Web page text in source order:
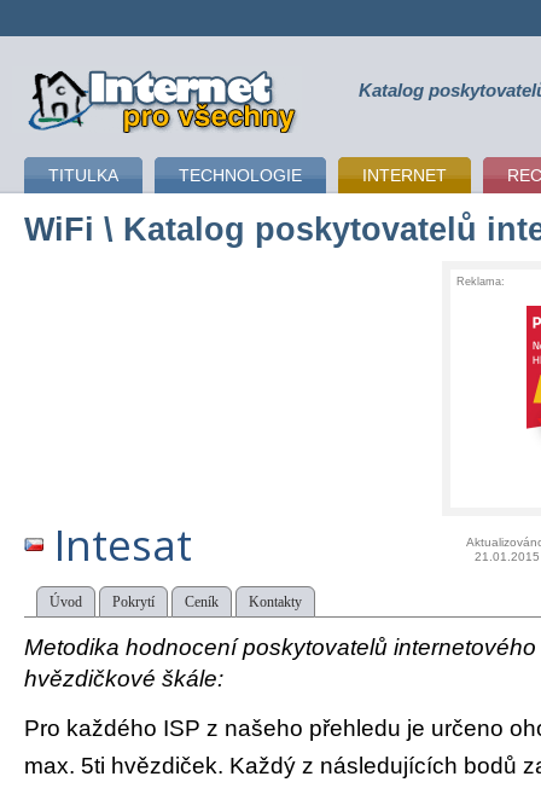
připojení k internetu Katalog
TITULKA TECHNOLOGIE INTERNET
WiFi \ Katalog poskytovatelů
Reklama:
Intesat
21.01.2015
Úvod Pokrytí Ceník Kontakty
Metodika hodnocení poskytovatelů
hvězdičkové škále:
Pro každého ISP z našeho přehledu je určeno
max. 5ti hvězdiček. Každý z následujících bodů